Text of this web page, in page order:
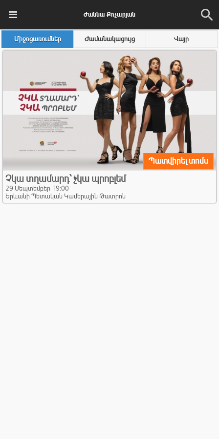
Ժաննա Քոչարյան
Միջոցառումներ Ժամանակացույց Վայր
Պատվիրել տոմս
Չկա տղամարդ՝ չկա պրոբլեմ
29 Սեպտեմբեր 19:00
Երևանի Պետական Կամերային Թատրոն